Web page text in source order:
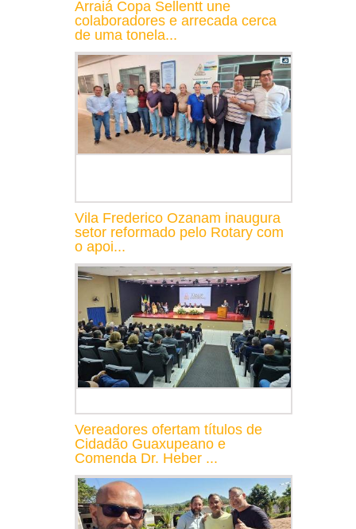
Arraiá Copa Sellentt une
colaboradores e arrecada cerca
de uma tonela...
Vila Frederico Ozanam inaugura
setor reformado pelo Rotary com
o apoi...
Vereadores ofertam títulos de
Cidadão Guaxupeano e
Comenda Dr. Heber ...